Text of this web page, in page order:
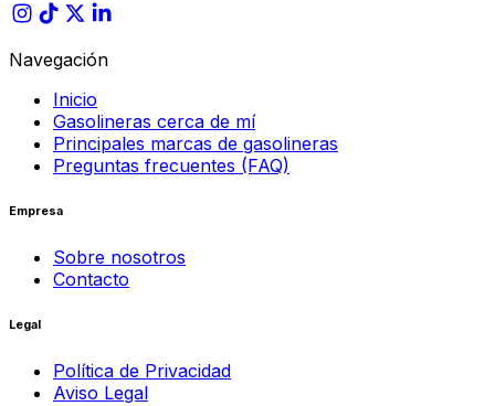
Navegación
Inicio
Gasolineras cerca de mí
Principales marcas de gasolineras
Preguntas frecuentes (FAQ)
Empresa
Sobre nosotros
Contacto
Legal
Política de Privacidad
Aviso Legal